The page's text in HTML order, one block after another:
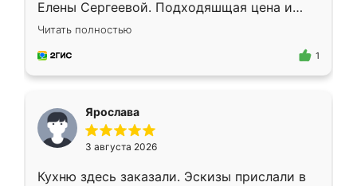
Елены Сергеевой. Подходяшщая цена и
короткие сроки изготовления. Приехавший
для замера сотрудник Владислав
предложил по моему эскизу самый
Читать полностью
1
Ярослава
3 августа 2026
Кухню здесь заказали. Эскизы прислали в